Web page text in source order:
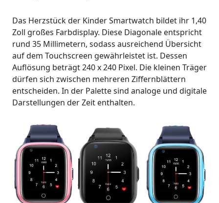
Das Herzstück der Kinder Smartwatch bildet ihr 1,40
Zoll großes Farbdisplay. Diese Diagonale entspricht
rund 35 Millimetern, sodass ausreichend Übersicht
auf dem Touchscreen gewährleistet ist. Dessen
Auflösung beträgt 240 x 240 Pixel. Die kleinen Träger
dürfen sich zwischen mehreren Ziffernblättern
entscheiden. In der Palette sind analoge und digitale
Darstellungen der Zeit enthalten.